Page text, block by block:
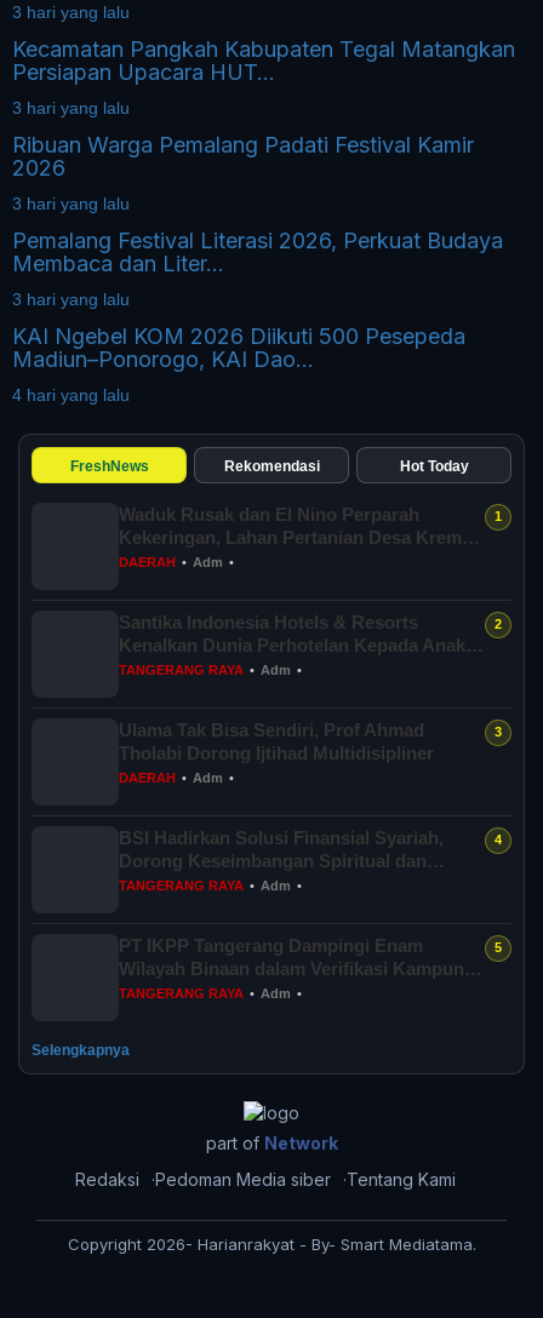
3 hari yang lalu
Kecamatan Pangkah Kabupaten Tegal Matangkan
Persiapan Upacara HUT...
3 hari yang lalu
Ribuan Warga Pemalang Padati Festival Kamir
2026
3 hari yang lalu
Pemalang Festival Literasi 2026, Perkuat Budaya
Membaca dan Liter...
3 hari yang lalu
KAI Ngebel KOM 2026 Diikuti 500 Pesepeda
Madiun–Ponorogo, KAI Dao...
4 hari yang lalu
FreshNews Rekomendasi Hot Today
Waduk Rusak dan El Nino Perparah
Kekeringan, Lahan Pertanian Desa Kreman
Tegal T...
DAERAH • Adm •
Santika Indonesia Hotels & Resorts
Kenalkan Dunia Perhotelan Kepada Anak-
anak As...
TANGERANG RAYA • Adm •
Ulama Tak Bisa Sendiri, Prof Ahmad
Tholabi Dorong Ijtihad Multidisipliner
DAERAH • Adm •
BSI Hadirkan Solusi Finansial Syariah,
Dorong Keseimbangan Spiritual dan
Sosial...
TANGERANG RAYA • Adm •
PT IKPP Tangerang Dampingi Enam
Wilayah Binaan dalam Verifikasi Kampung
Iklim Ba...
TANGERANG RAYA • Adm •
Selengkapnya
part of Network
Redaksi
Pedoman Media siber Tentang Kami
Copyright 2026- Harianrakyat - By- Smart Mediatama.